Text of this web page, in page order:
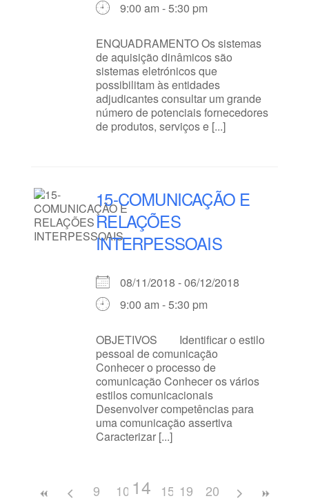
9:00 am - 5:30 pm
ENQUADRAMENTO Os sistemas
de aquisição dinâmicos são
sistemas eletrónicos que
possibilitam às entidades
adjudicantes consultar um grande
número de potenciais fornecedores
de produtos, serviços e [...]
15-COMUNICAÇÃO E
RELAÇÕES
INTERPESSOAIS
08/11/2018 - 06/12/2018
9:00 am - 5:30 pm
OBJETIVOS Identificar o estilo
pessoal de comunicação
Conhecer o processo de
comunicação Conhecer os vários
estilos comunicacionais
Desenvolver competências para
uma comunicação assertiva
Caracterizar [...]
9 10 11 12 13
14 15 16 17 18
19 20